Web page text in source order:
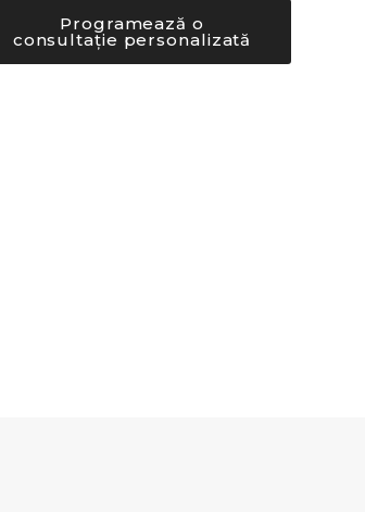
Programează o
consultație personalizată